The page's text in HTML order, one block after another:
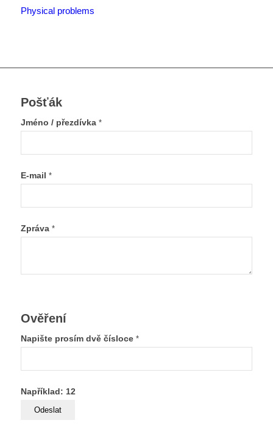
Physical problems
Pošťák
Jméno / přezdívka *
E-mail *
Zpráva *
Ověření
Napište prosím dvě čísloce *
Například: 12